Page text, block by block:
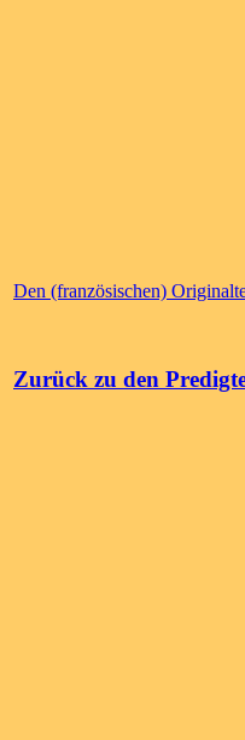
Den (französischen)
Zurück zu den